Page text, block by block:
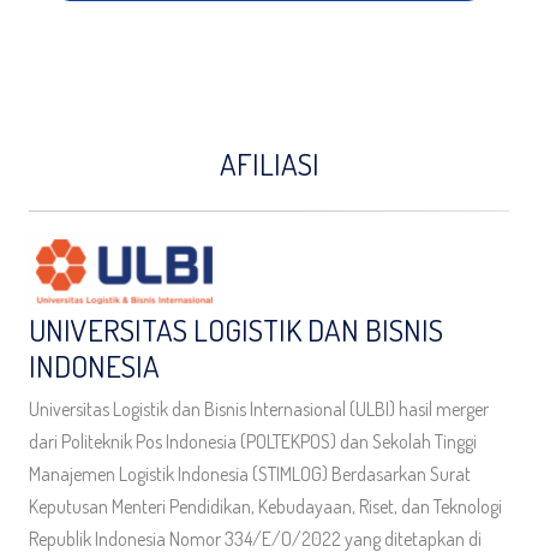
AFILIASI
UNIVERSITAS LOGISTIK DAN BISNIS
INDONESIA
Universitas Logistik dan Bisnis Internasional (ULBI) hasil merger
dari Politeknik Pos Indonesia (POLTEKPOS) dan Sekolah Tinggi
Manajemen Logistik Indonesia (STIMLOG) Berdasarkan Surat
Keputusan Menteri Pendidikan, Kebudayaan, Riset, dan Teknologi
Republik Indonesia Nomor 334/E/O/2022 yang ditetapkan di